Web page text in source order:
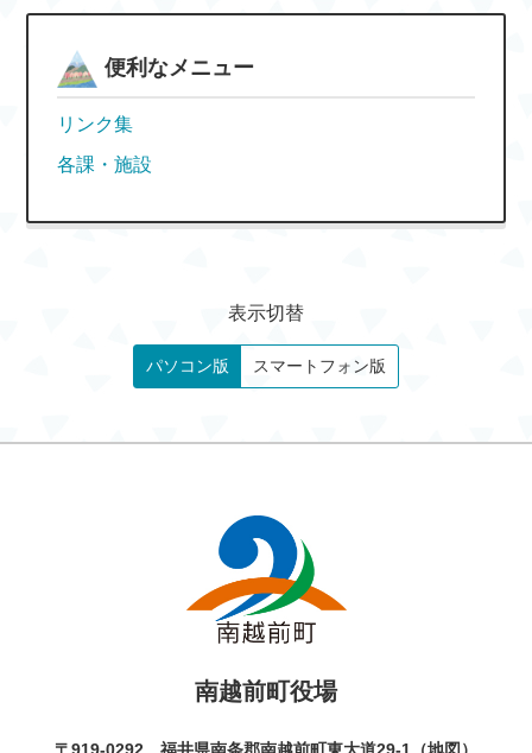
便利なメニュー
リンク集
各課・施設
表示切替
パソコン版 スマートフォン版
南越前町役場